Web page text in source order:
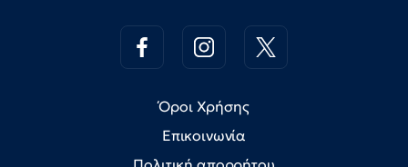
Όροι Χρήσης
Επικοινωνία